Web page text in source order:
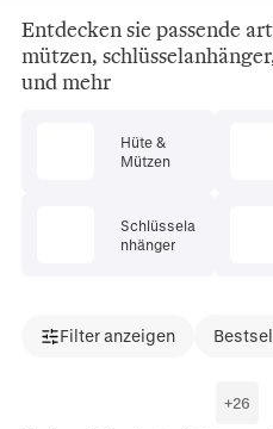
Entdecken sie passende
mützen,
und mehr
Hüte &
Mützen
Schlüssela
nhänger
Filter anzeigen
+26